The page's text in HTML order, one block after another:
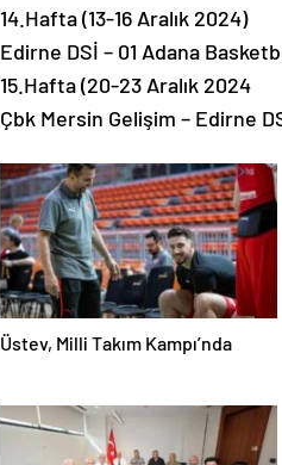
14.Hafta (13-16 Aralık 2024)
Edirne DSİ – 01 Adana
15.Hafta (20-23 Aralık 2024
Çbk Mersin Gelişim – Edirne
Üstev, Milli Takım Kampı’nda